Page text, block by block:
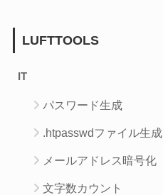
LUFTTOOLS
IT
パスワード生成
.htpasswdファイル生成
メールアドレス暗号化
文字数カウント